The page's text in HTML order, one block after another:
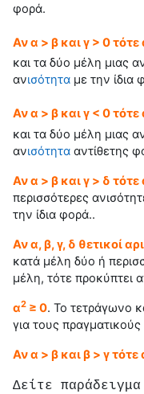
φορά.
Αν α > β και γ > 0 τότε
και τα δύο μέλη μιας
ανισότητα με την ίδια
Αν α > β και γ < 0 τότε
και τα δύο μέλη μιας
ανισότητα αντίθετης
Αν α > β και γ > δ τότε
περισσότερες
την ίδια φορά..
Αν α, β, γ, δ θετικοί
κατά μέλη δύο ή
μέλη, τότε προκύπτει
α2 ≥ 0. Το τετράγωνο
για τους
Αν α > β και β > γ τότε
Δείτε